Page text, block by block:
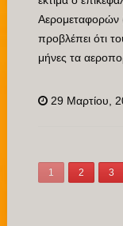
Αερομεταφορών
προβλέπει ότι
μήνες τα
29 Μαρτίου,
1 2 3